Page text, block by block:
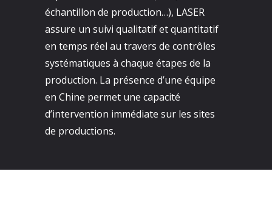
échantillon de production…), LASER
assure un suivi qualitatif et quantitatif
en temps réel au travers de contrôles
systématiques à chaque étapes de la
production. La présence d’une équipe
en Chine permet une capacité
d’intervention immédiate sur les sites
de productions.